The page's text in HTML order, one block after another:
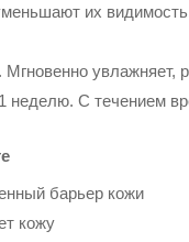
их
. Мгновенно увлажняет,
неделю. С течением
барьер кожи
кожу